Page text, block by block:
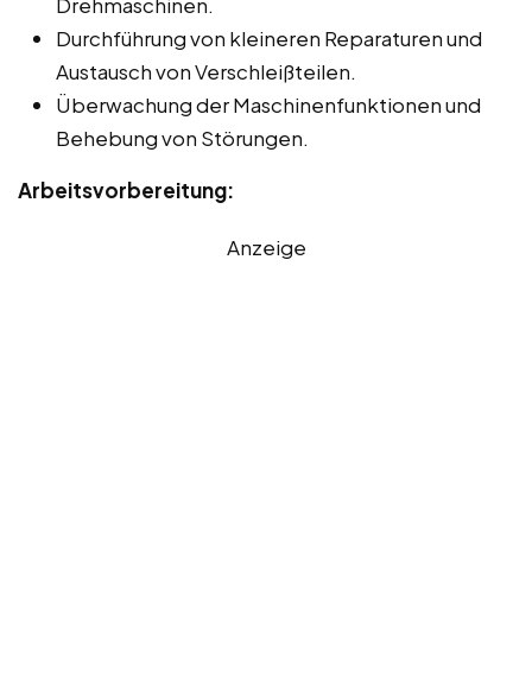
Durchführung von kleineren Reparaturen und
Austausch von Verschleißteilen.
Überwachung der Maschinenfunktionen und
Behebung von Störungen.
Arbeitsvorbereitung:
Anzeige